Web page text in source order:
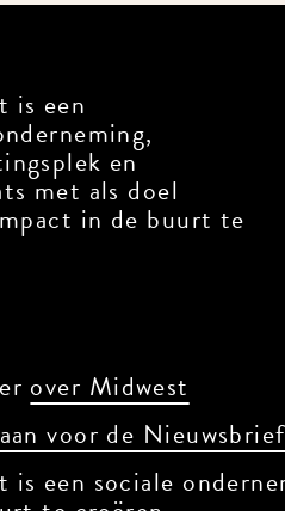
is een
en
met als doel
in de buurt te
over Midwest
voor de Nieuwsbrief
is een sociale